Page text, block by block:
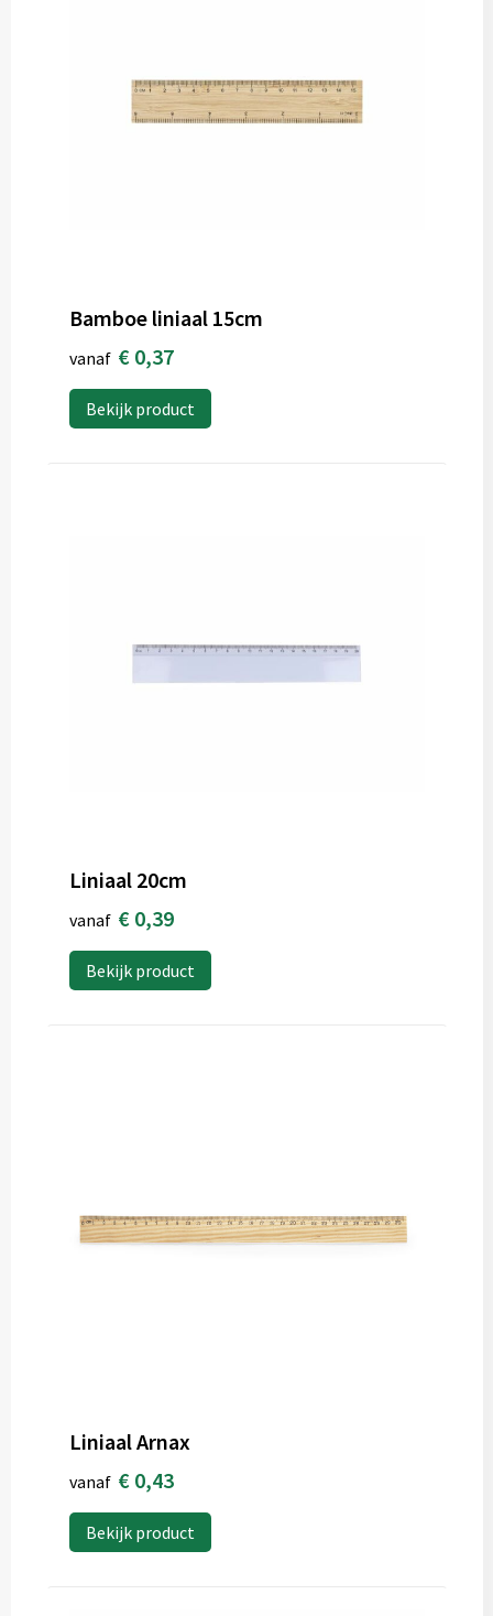
Bamboe liniaal 15cm
vanaf € 0,37
Bekijk product
Liniaal 20cm
vanaf € 0,39
Bekijk product
Liniaal Arnax
vanaf € 0,43
Bekijk product